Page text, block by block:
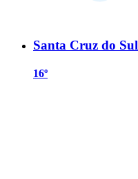
Santa Cruz do Sul
16º